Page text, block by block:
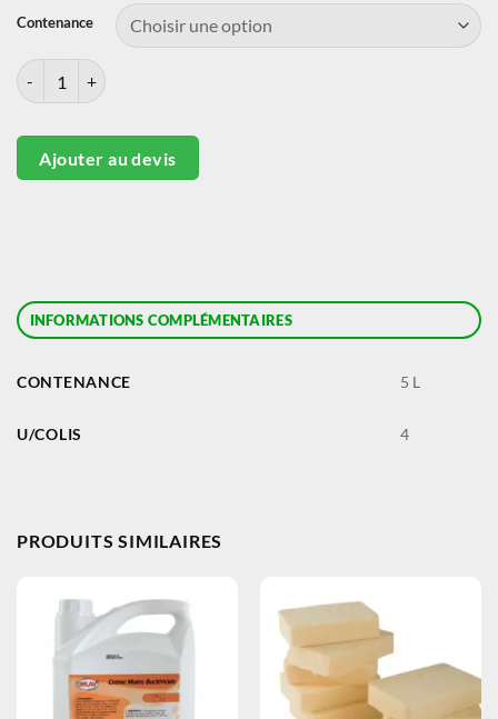
Contenance
quantité de Liquide entretien des surfaces
Ajouter au devis
INFORMATIONS COMPLÉMENTAIRES
CONTENANCE 5 L
U/COLIS 4
PRODUITS SIMILAIRES